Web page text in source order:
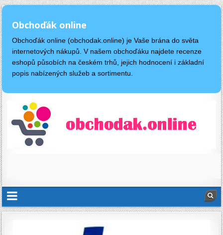
Obchoďák online
Obchoďák online (obchodak.online) je Vaše brána do světa
internetových nákupů. V našem obchoďáku najdete recenze
eshopů působích na českém trhů, jejich hodnocení i základní
popis nabízených služeb a sortimentu.